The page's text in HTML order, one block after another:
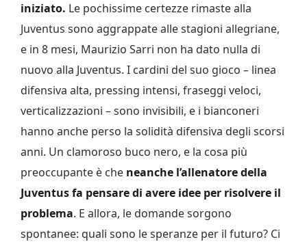
iniziato. Le pochissime certezze rimaste alla
Juventus sono aggrappate alle stagioni allegriane,
e in 8 mesi, Maurizio Sarri non ha dato nulla di
nuovo alla Juventus. I cardini del suo gioco – linea
difensiva alta, pressing intensi, fraseggi veloci,
verticalizzazioni – sono invisibili, e i bianconeri
hanno anche perso la solidità difensiva degli scorsi
anni. Un clamoroso buco nero, e la cosa più
preoccupante è che neanche l’allenatore della
Juventus fa pensare di avere idee per risolvere il
problema. E allora, le domande sorgono
spontanee: quali sono le speranze per il futuro? Ci